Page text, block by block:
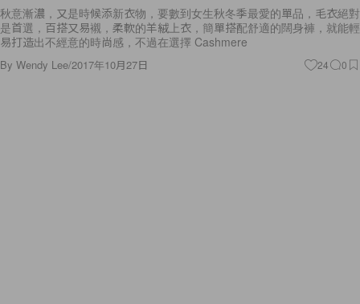
秋意漸濃，又是時候添新衣物，要數到女生秋冬季最愛的單品，毛衣絕對
是首選，百搭又易襯，柔軟的羊絨上衣，簡單搭配舒適的闊身褲，就能輕
易打造出不經意的時尚感，不過在選擇 Cashmere
By Wendy Lee/2017年10月27日 24 0